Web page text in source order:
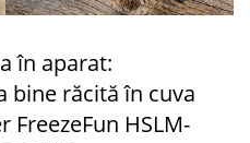
în aparat:
bine răcită în cuva
HSLM-